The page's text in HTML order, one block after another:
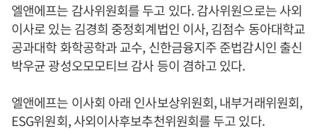
엘앤에프는 감사위원회를 두고 있다. 감사위원으로는 사외
이사로 있는 김경희 중정회계법인 이사, 김점수 동아대학교
공과대학 화학공학과 교수, 신한금융지주 준법감시인 출신
박우균 광성오모모티브 감사 등이 겸하고 있다.
엘앤에프는 이사회 아래 인사보상위원회, 내부거래위원회,
ESG위원회, 사외이사후보추천위원회를 두고 있다.